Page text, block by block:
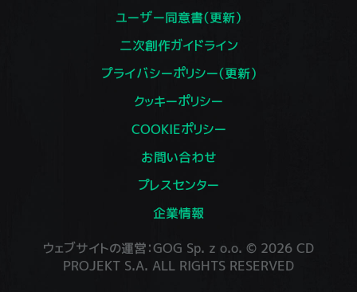
ユーザー同意書（更新）
二次創作ガイドライン
プライバシーポリシー（更新）
クッキーポリシー
COOKIEポリシー
お問い合わせ
プレスセンター
企業情報
ウェブサイトの運営：GOG Sp. z o.o. © 2026 CD
PROJEKT S.A. ALL RIGHTS RESERVED